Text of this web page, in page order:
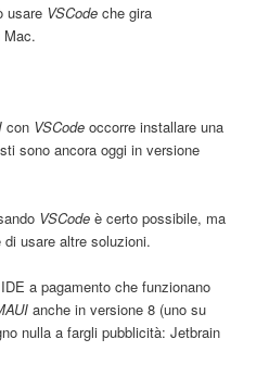
usare VSCode che gira
Mac.
con VSCodeoccorre installare una
sono ancora oggi in versione
VSCode è certo possibile, ma
usare altre soluzioni.
a pagamento che funzionano
anche in versione 8 (uno su
nulla a fargli pubblicità: Jetbrain